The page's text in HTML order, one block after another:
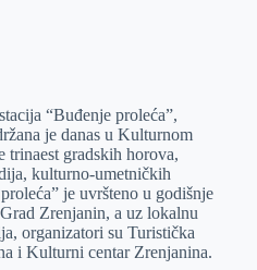
“Buđenje proleća”,
je danas u Kulturnom
trinaest gradskih horova,
kulturno-umetničkih
je uvršteno u godišnje
Zrenjanin, a uz lokalnu
organizatori su Turistička
i Kulturni centar Zrenjanina.